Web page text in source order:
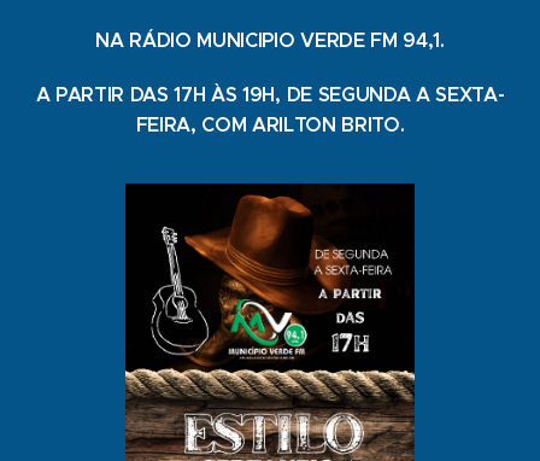
NA RÁDIO MUNICIPIO VERDE FM 94,1.
A PARTIR DAS 17H ÀS 19H, DE SEGUNDA A SEXTA-
FEIRA, COM ARILTON BRITO.